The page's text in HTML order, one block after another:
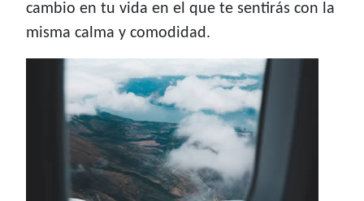
cambio en tu vida en el que te sentirás con la
misma calma y comodidad.